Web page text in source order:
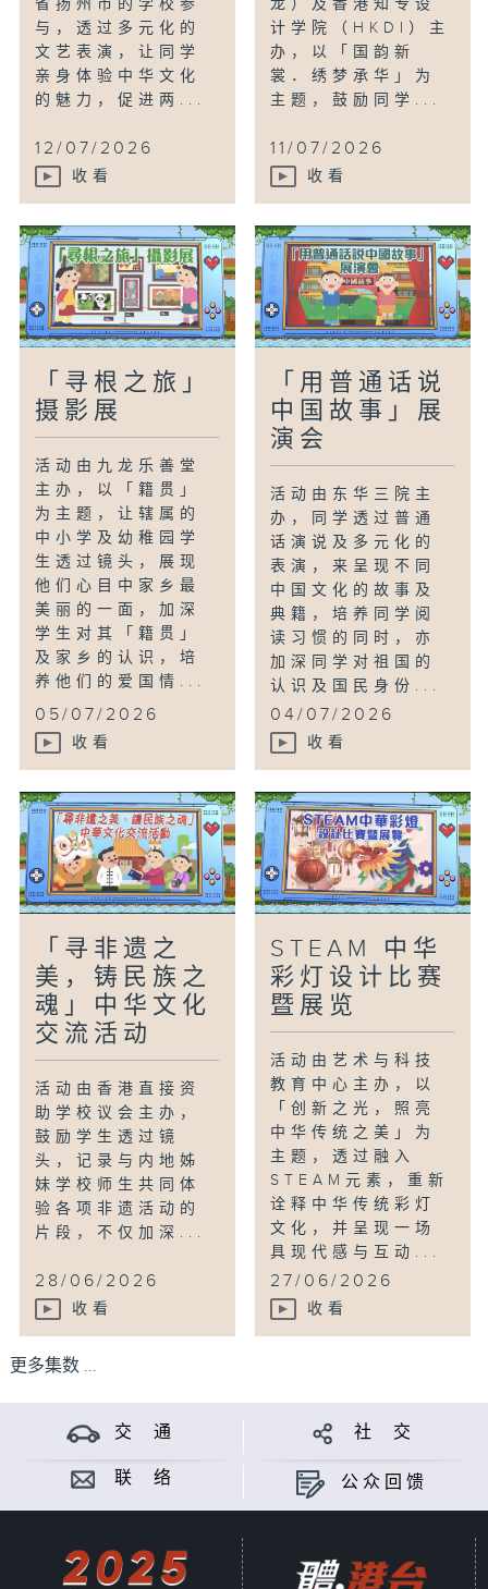
省扬州市的学校参
与，透过多元化的
文艺表演，让同学
亲身体验中华文化
的魅力，促进两...
12/07/2026
收看
龙）及香港知专设
计学院（HKDI）主
办，以「国韵新
裳．绣梦承华」为
主题，鼓励同学...
11/07/2026
收看
「寻根之旅」
摄影展
活动由九龙乐善堂
主办，以「籍贯」
为主题，让辖属的
中小学及幼稚园学
生透过镜头，展现
他们心目中家乡最
美丽的一面，加深
学生对其「籍贯」
及家乡的认识，培
养他们的爱国情...
05/07/2026
收看
「用普通话说
中国故事」展
演会
活动由东华三院主
办，同学透过普通
话演说及多元化的
表演，来呈现不同
中国文化的故事及
典籍，培养同学阅
读习惯的同时，亦
加深同学对祖国的
认识及国民身份...
04/07/2026
收看
「寻非遗之
美，铸民族之
魂」中华文化
交流活动
活动由香港直接资
助学校议会主办，
鼓励学生透过镜
头，记录与内地姊
妹学校师生共同体
验各项非遗活动的
片段，不仅加深...
28/06/2026
收看
STEAM 中华
彩灯设计比赛
暨展览
活动由艺术与科技
教育中心主办，以
「创新之光，照亮
中华传统之美」为
主题，透过融入
STEAM元素，重新
诠释中华传统彩灯
文化，并呈现一场
具现代感与互动...
27/06/2026
收看
更多集数 ...
交 通 社 交
联 络 公众回馈